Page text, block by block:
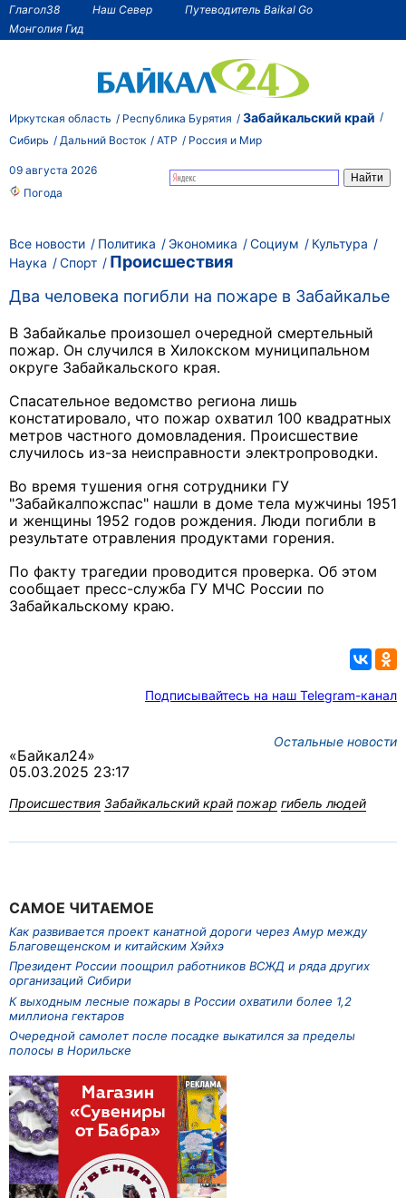
Глагол38 Наш Север
Путеводитель Baikal Go
Монголия Гид
Иркутская область Республика Бурятия Забайкальский край
Сибирь Дальний Восток АТР Россия и Мир
09 августа 2026
Погода
Все новости Политика Экономика Социум
Культура
Наука
Спорт
Происшествия
Два человека погибли на пожаре в Забайкалье
В Забайкалье произошел очередной смертельный
пожар. Он случился в Хилокском муниципальном
округе Забайкальского края.
Спасательное ведомство региона лишь
констатировало, что пожар охватил 100 квадратных
метров частного домовладения. Происшествие
случилось из-за неисправности электропроводки.
Во время тушения огня сотрудники ГУ
"Забайкалпожспас" нашли в доме тела мужчины 1951
и женщины 1952 годов рождения. Люди погибли в
результате отравления продуктами горения.
По факту трагедии проводится проверка. Об этом
сообщает пресс-служба ГУ МЧС России по
Забайкальскому краю.
Подписывайтесь на наш Telegram-канал
Остальные новости
«Байкал24»
05.03.2025 23:17
Происшествия Забайкальский край пожар гибель людей
САМОЕ ЧИТАЕМОЕ
Как развивается проект канатной дороги через Амур между
Благовещенском и китайским Хэйхэ
Президент России поощрил работников ВСЖД и ряда других
организаций Сибири
К выходным лесные пожары в России охватили более 1,2
миллиона гектаров
Очередной самолет после посадке выкатился за пределы
полосы в Норильске